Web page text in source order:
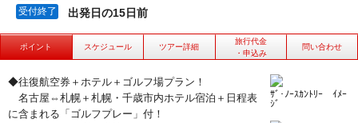
受付終了 出発日の15日前
ポイント スケジュール ツアー詳細
旅行代金
・申込み
問い合わせ
ｻﾞ･ﾉｰｽｶﾝﾄﾘｰ　ｲﾒｰ
ｼﾞ
◆往復航空券＋ホテル＋ゴルフ場プラン！
名古屋⇔札幌＋札幌・千歳市内ホテル宿泊＋日程表
に含まれる「ゴルフプレー」付！